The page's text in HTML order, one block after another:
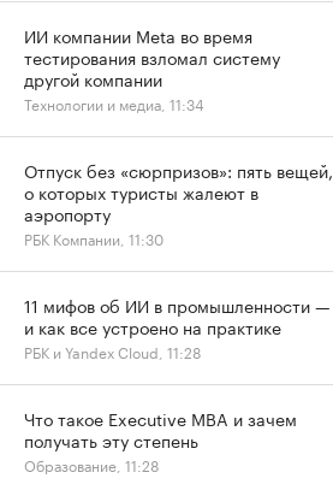
ИИ компании Meta во время
тестирования взломал систему
другой компании
Технологии и медиа, 11:34
Отпуск без «сюрпризов»: пять вещей,
о которых туристы жалеют в
аэропорту
РБК Компании, 11:30
11 мифов об ИИ в промышленности —
и как все устроено на практике
РБК и Yandex Cloud, 11:28
Что такое Executive MBA и зачем
получать эту степень
Образование, 11:28